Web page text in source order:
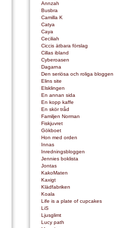
Annzah
Busbra
Camilla K
Catya
Caya
Ceciliah
Ciccis ätbara förslag
Cillas ibland
Cyberoasen
Dagarna
Den seriösa och roliga bloggen
Elins site
Elsklingen
En annan sida
En kopp kaffe
En skör tråd
Familjen Norman
Fiskjuvret
Gökboet
Hon med orden
Innas
Inredningsbloggen
Jennies boklista
Jontas
KakoMaten
Kaxigt
Klädfabriken
Koala
Life is a plate of cupcakes
LiS
Ljusglimt
Lucy path